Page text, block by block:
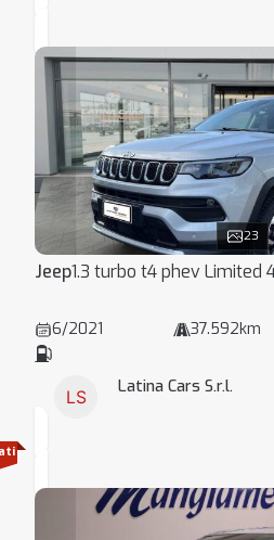
23
Jeep
6/2021 37.592km
Latina Cars S.r.l.